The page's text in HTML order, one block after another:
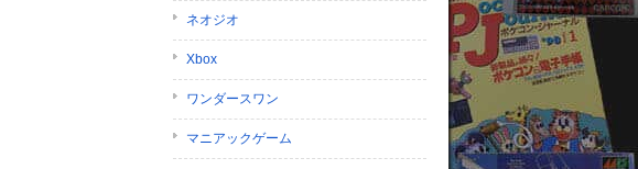
ネオジオ
Xbox
ワンダースワン
マニアックゲーム